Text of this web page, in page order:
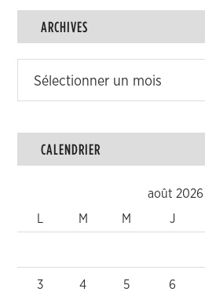
ARCHIVES
CALENDRIER
août 2026
M M J
3 4 5 6